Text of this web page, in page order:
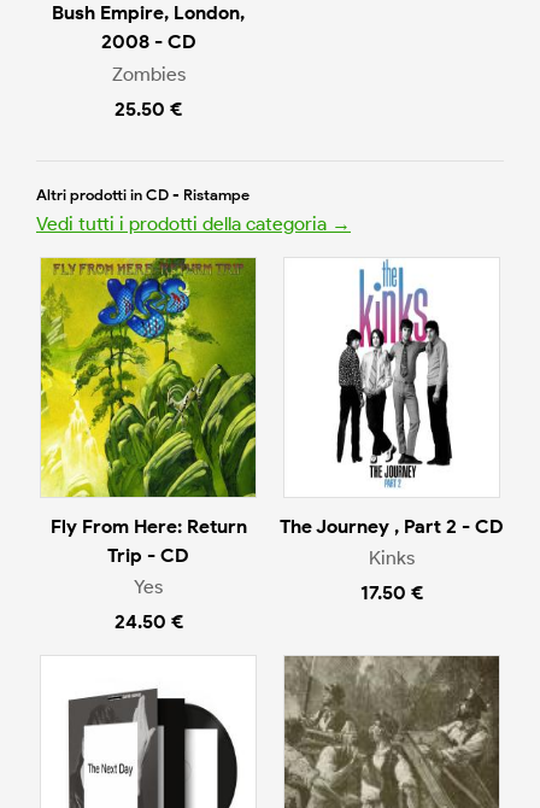
Bush Empire, London,
2008 - CD
Zombies
25.50 €
Altri prodotti in CD - Ristampe
Vedi tutti i prodotti della categoria →
Fly From Here: Return
Trip - CD
Yes
24.50 €
The Journey , Part 2 - CD
Kinks
17.50 €